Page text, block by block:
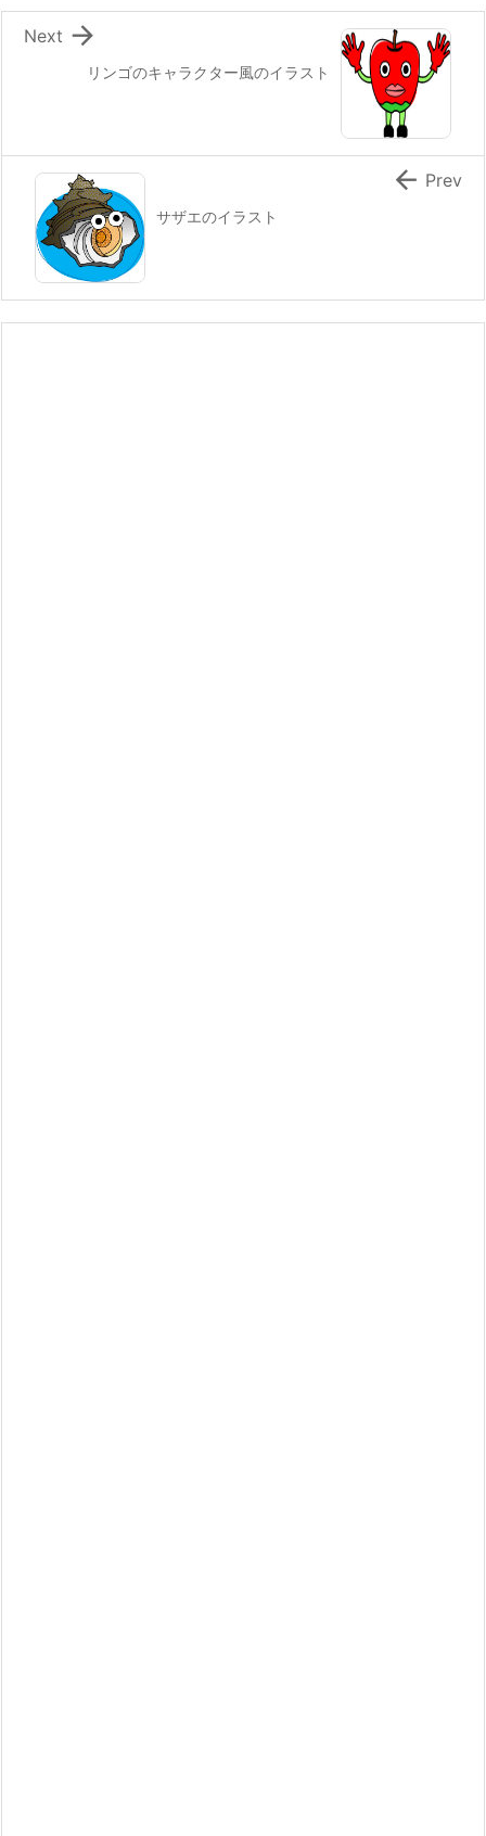
リンゴのキャラクター風のイラスト

Next
サザエのイラスト
 Prev